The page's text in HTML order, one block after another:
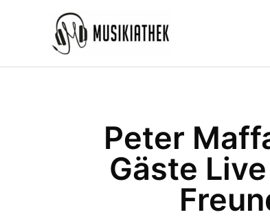
Peter
Gäste